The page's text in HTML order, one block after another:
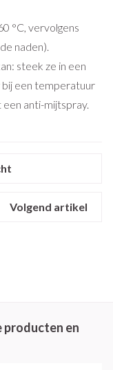
°C, vervolgens
naden).
steek ze in een
bij een temperatuur
anti-mijtspray.
Volgend artikel
producten en